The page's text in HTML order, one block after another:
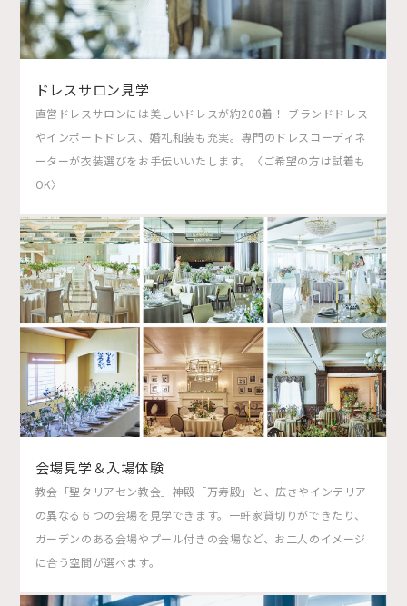
ドレスサロン見学
直営ドレスサロンには美しいドレスが約200着！ ブランドドレス
やインポートドレス、婚礼和装も充実。専門のドレスコーディネ
ーターが衣装選びをお手伝いいたします。〈ご希望の方は試着も
OK〉
会場見学＆入場体験
教会「聖タリアセン教会」神殿「万寿殿」と、広さやインテリア
の異なる６つの会場を見学できます。一軒家貸切りができたり、
ガーデンのある会場やプール付きの会場など、お二人のイメージ
に合う空間が選べます。